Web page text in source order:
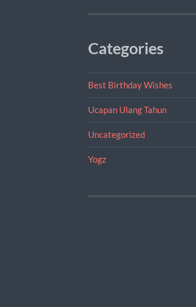
Categories
Best Birthday Wishes
Ucapan Ulang Tahun
Uncategorized
Yogz